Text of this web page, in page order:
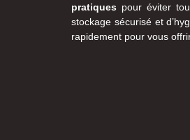
pratiques pour éviter
stockage sécurisé et
rapidement pour vous